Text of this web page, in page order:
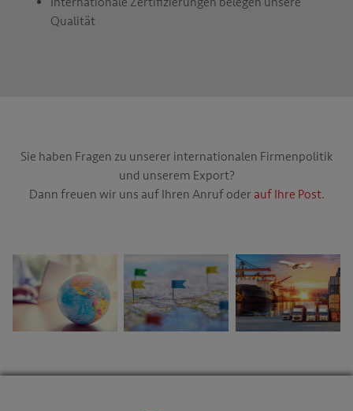
Qualität
Sie haben Fragen zu unserer internationalen Firmenpolitik
und unserem Export?
Dann freuen wir uns auf Ihren Anruf oder auf Ihre Post.